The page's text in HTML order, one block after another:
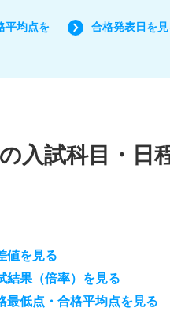
平均点を
合格発表日を見
入試科目・日
値を見る
結果（倍率）を見る
最低点・合格平均点を見る